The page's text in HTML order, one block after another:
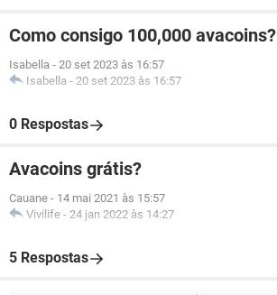
Como consigo 100,000 avacoins?
Isabella - 20 set 2023 às 16:57
Isabella - 20 set 2023 às 16:57
0 Respostas
Avacoins grátis?
Cauane - 14 mai 2021 às 15:57
Vivilife - 24 jan 2022 às 14:27
5 Respostas